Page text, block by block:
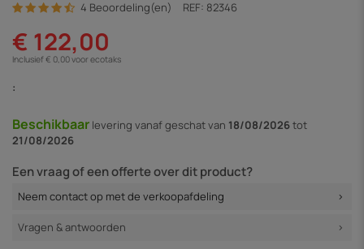
4 Beoordeling(en) REF: 82346
€ 122,00
Inclusief € 0,00 voor ecotaks
:
Beschikbaar levering vanafgeschat van 18/08/2026tot
21/08/2026
Een vraag of een offerte over dit product?
Neem contact op met de verkoopafdeling
Vragen & antwoorden